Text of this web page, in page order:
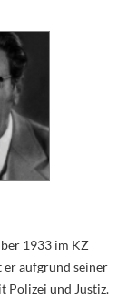
1933 im KZ
aufgrund seiner
Polizei und Justiz.